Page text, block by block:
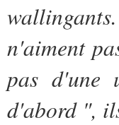
wallingants.
n'aiment
pas d'une
d'abord",